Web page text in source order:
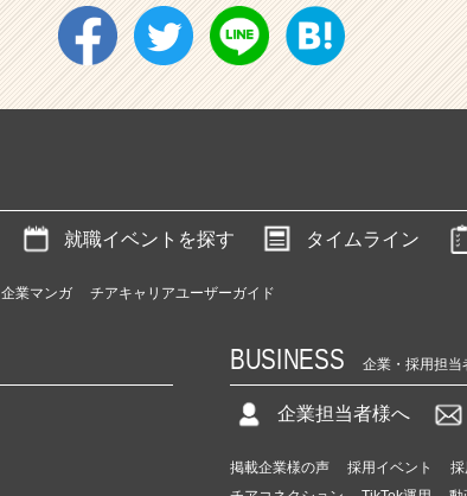
就職イベントを探す タイムライン
企業マンガ チアキャリアユーザーガイド
BUSINESS 企業・採用担当
企業担当者様へ
掲載企業様の声 採用イベント